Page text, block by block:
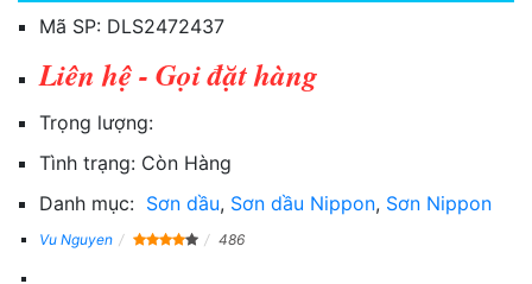
Mã SP: DLS2472437
Liên hệ - Gọi đặt hàng
Trọng lượng:
Tình trạng: Còn Hàng
Danh mục: Sơn dầu, Sơn dầu Nippon, Sơn Nippon
Vu Nguyen 486